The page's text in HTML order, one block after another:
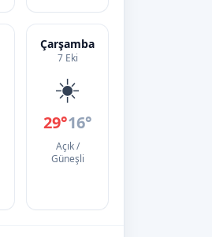
Çarşamba
7 Eki
☀️
29°16°
Açık /
Güneşli